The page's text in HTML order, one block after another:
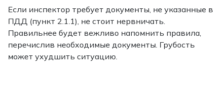
Если инспектор требует документы, не указанные в
ПДД (пункт 2.1.1), не стоит нервничать.
Правильнее будет вежливо напомнить правила,
перечислив необходимые документы. Грубость
может ухудшить ситуацию.